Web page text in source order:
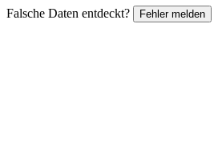
Falsche Daten entdeckt? Fehler melden